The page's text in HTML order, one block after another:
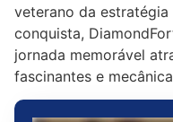
veterano da
conquista,
jornada memorável
fascinantes e